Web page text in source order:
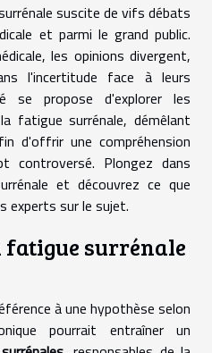
suscite de vifs débats
et parmi le grand public.
les opinions divergent,
l'incertitude face à leurs
se propose d'explorer les
fatigue surrénale, démêlant
d'offrir une compréhension
controversé. Plongez dans
et découvrez ce que
experts sur le sujet.
fatigue surrénale
à une hypothèse selon
pourrait entraîner un